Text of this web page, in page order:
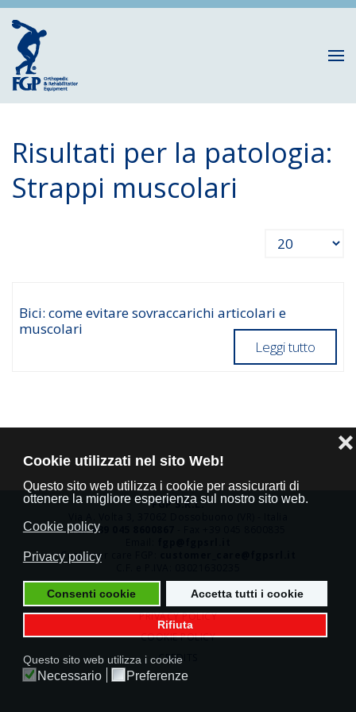
Cookie utilizzati nel sito Web!
Questo sito web utilizza i cookie per assicurarti di
ottenere la migliore esperienza sul nostro sito web.
Cookie policy
Privacy policy
Consenti cookie Accetta tutti i cookie
Rifiuta
❌
Questo sito web utilizza i cookie
Necessario Preferenze
Risultati per la patologia:
Strappi muscolari
Visualizza n.
Bici: come evitare sovraccarichi articolari e
muscolari
Leggi tutto
FGP S.R.L.
Tel.+39 045 8600867
Customer care FGP:
PRIVACY POLICY
COOKIE POLICY
CREDITS